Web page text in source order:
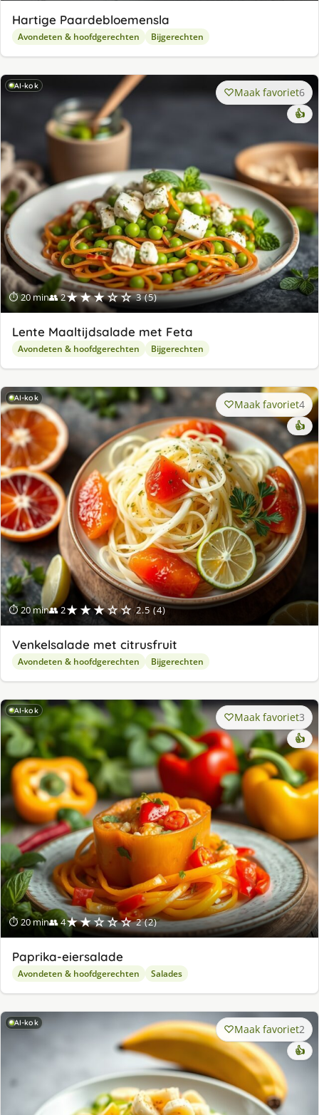
Hartige Paardebloemensla
Avondeten & hoofdgerechten Bijgerechten
AI-kok
⏱ 20 min👥 2★★★☆☆ 3 (5)
Maak favoriet6
👍
Lente Maaltijdsalade met Feta
Avondeten & hoofdgerechten Bijgerechten
AI-kok
⏱ 20 min👥 2★★★☆☆ 2.5 (4)
Maak favoriet4
👍
Venkelsalade met citrusfruit
Avondeten & hoofdgerechten Bijgerechten
AI-kok
⏱ 20 min👥 4★★☆☆☆ 2 (2)
Maak favoriet3
👍
Paprika-eiersalade
Avondeten & hoofdgerechten Salades
AI-kok Maak favoriet2
👍